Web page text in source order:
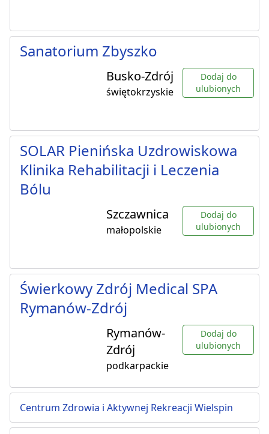
Sanatorium Zbyszko
Busko-Zdrój
świętokrzyskie
Dodaj do
ulubionych
SOLAR Pienińska Uzdrowiskowa
Klinika Rehabilitacji i Leczenia
Bólu
Szczawnica
małopolskie
Dodaj do
ulubionych
Świerkowy Zdrój Medical SPA
Rymanów-Zdrój
Rymanów-
Zdrój
podkarpackie
Dodaj do
ulubionych
Centrum Zdrowia i Aktywnej Rekreacji Wielspin